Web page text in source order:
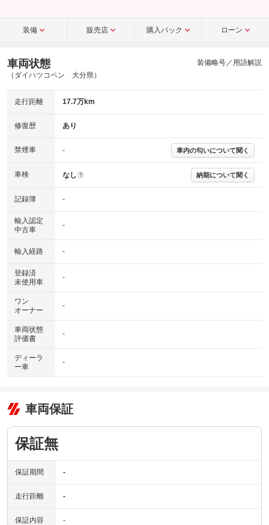
装備 販売店 購入パック ローン
車両状態
（ダイハツコペン 大分県）
装備略号／用語解説
走行距離 17.7万km
修復歴 あり
禁煙車 - 車内の匂いについて聞く
車検 なし ? 納期について聞く
記録簿 -
輸入認定
中古車
-
輸入経路 -
登録済
未使用車
-
ワン
オーナー
-
車両状態
評価書
-
ディーラ
ー車
-
車両保証
保証無
保証期間 -
走行距離 -
保証内容 -